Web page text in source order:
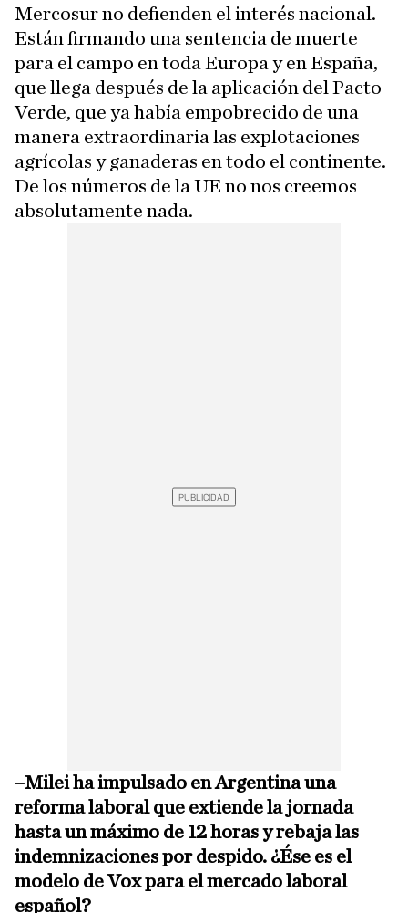
Mercosur no defienden el interés nacional.
Están firmando una sentencia de muerte
para el campo en toda Europa y en España,
que llega después de la aplicación del Pacto
Verde, que ya había empobrecido de una
manera extraordinaria las explotaciones
agrícolas y ganaderas en todo el continente.
De los números de la UE no nos creemos
absolutamente nada.
–Milei ha impulsado en Argentina una
reforma laboral que extiende la jornada
hasta un máximo de 12 horas y rebaja las
indemnizaciones por despido. ¿Ése es el
modelo de Vox para el mercado laboral
español?